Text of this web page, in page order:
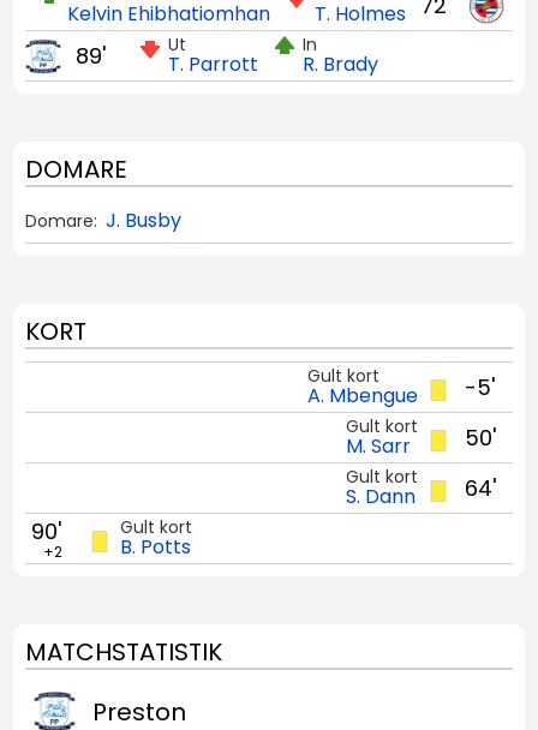
T. Holmes
Kelvin Ehibhatiomhan
Ut
T. Parrott
In
R. Brady
89'
DOMARE
Domare: J. Busby
KORT
-5'
Gult kort
A. Mbengue
50'
Gult kort
M. Sarr
64'
Gult kort
S. Dann
Gult kort
B. Potts
90'
+2
MATCHSTATISTIK
Preston